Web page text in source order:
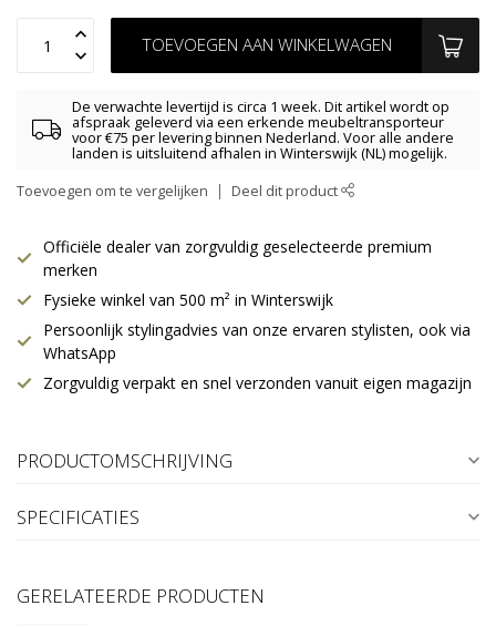
TOEVOEGEN AAN WINKELWAGEN
De verwachte levertijd is circa 1 week. Dit artikel wordt op
afspraak geleverd via een erkende meubeltransporteur
voor €75 per levering binnen Nederland. Voor alle andere
landen is uitsluitend afhalen in Winterswijk (NL) mogelijk.
Toevoegen om te vergelijken Deel dit product
Officiële dealer van zorgvuldig geselecteerde premium
merken
Fysieke winkel van 500 m² in Winterswijk
Persoonlijk stylingadvies van onze ervaren stylisten, ook via
WhatsApp
Zorgvuldig verpakt en snel verzonden vanuit eigen magazijn
PRODUCTOMSCHRIJVING
SPECIFICATIES
GERELATEERDE PRODUCTEN